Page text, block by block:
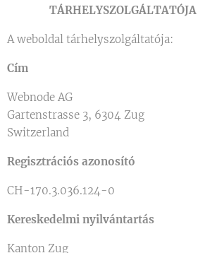
TÁRHELYSZOLGÁLTATÓJA
A weboldal tárhelyszolgáltatója:
Cím
Webnode AG
Gartenstrasse 3, 6304 Zug
Switzerland
Regisztrációs azonosító
CH-170.3.036.124-0
Kereskedelmi nyilvántartás
Kanton Zug